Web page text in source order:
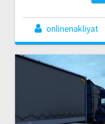
onlinenakliyat